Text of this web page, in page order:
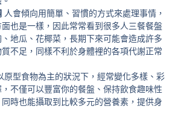
人會傾向用簡單、習慣的方式來處理事情，
也是一樣，因此常常看到很多人三餐餐盤
地瓜、花椰菜，長期下來可能會造成許多
不足，同樣不利於身體裡的各項代謝正常
原型食物為主的狀況下，經常變化多樣、彩
不僅可以豐富你的餐盤、保持飲食趣味性
時也能攝取到比較多元的營養素，提供身